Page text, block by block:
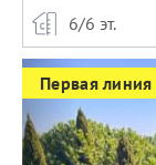
6/6 эт.
Previous
Первая линия